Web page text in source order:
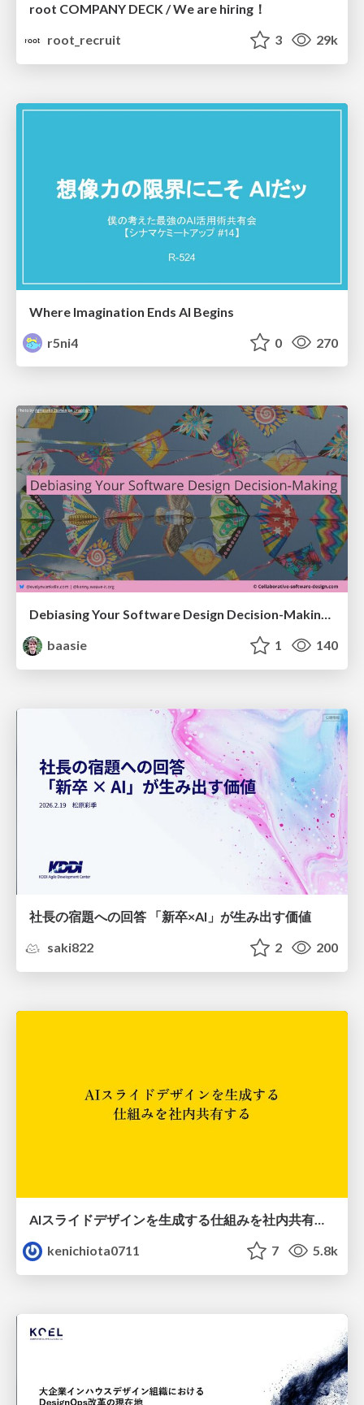
root COMPANY DECK / We are hiring！
root_recruit
3 29k
Where Imagination Ends AI Begins
r5ni4
0 270
Debiasing Your Software Design Decision-Making @ Flowcon '26
baasie
1 140
社長の宿題への回答 「新卒×AI」が生み出す価値
saki822
2 200
kenichiota0711
7 5.8k